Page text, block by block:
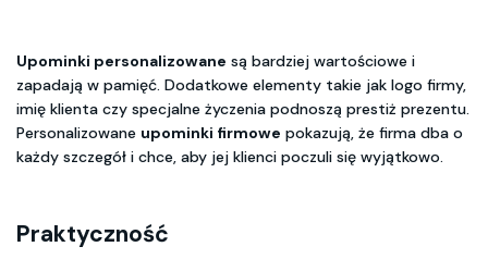
Upominki personalizowane są bardziej wartościowe i
zapadają w pamięć. Dodatkowe elementy takie jak logo firmy,
imię klienta czy specjalne życzenia podnoszą prestiż prezentu.
Personalizowane upominki firmowe pokazują, że firma dba o
każdy szczegół i chce, aby jej klienci poczuli się wyjątkowo.
Praktyczność